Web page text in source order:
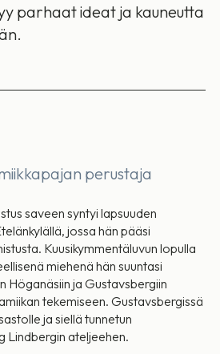
parhaat ideat ja kauneutta
perustaja
saveen syntyi lapsuuden
jossa hän pääsi
Kuusikymmentäluvun lopulla
miehenä hän suuntasi
Höganäsiin ja Gustavsbergiin
tekemiseen. Gustavsbergissä
ja siellä tunnetun
Lindbergin ateljeehen.